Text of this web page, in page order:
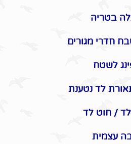
בטריה
חדרי מגורים
לשטח
לד נטענת
/ חוט לד
עצמית